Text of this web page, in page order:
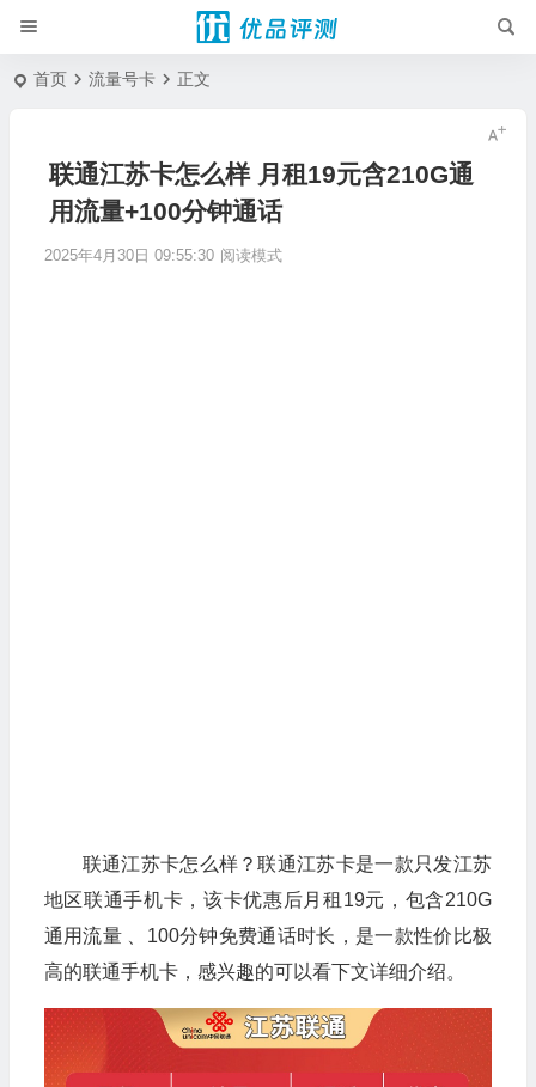
首页 流量号卡 正文
联通江苏卡怎么样 月租19元含210G通
用流量+100分钟通话
2025年4月30日 09:55:30 阅读模式
联通江苏卡怎么样？联通江苏卡是一款只发江苏
地区联通手机卡，该卡优惠后月租19元，包含210G
通用流量 、100分钟免费通话时长，是一款性价比极
高的联通手机卡，感兴趣的可以看下文详细介绍。